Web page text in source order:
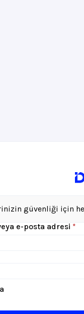
güvenliği için
e-posta adresi *